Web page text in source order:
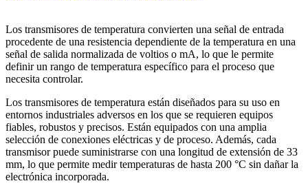
Los transmisores de temperatura convierten una señal de entrada
procedente de una resistencia dependiente de la temperatura en una
señal de salida normalizada de voltios o mA, lo que le permite
definir un rango de temperatura específico para el proceso que
necesita controlar.
Los transmisores de temperatura están diseñados para su uso en
entornos industriales adversos en los que se requieren equipos
fiables, robustos y precisos. Están equipados con una amplia
selección de conexiones eléctricas y de proceso. Además, cada
transmisor puede suministrarse con una longitud de extensión de 33
mm, lo que permite medir temperaturas de hasta 200 °C sin dañar la
electrónica incorporada.